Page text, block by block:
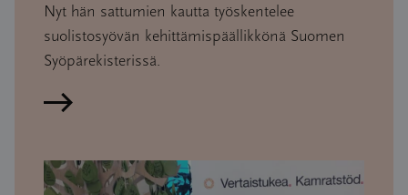
Nyt hän sattumien kautta työskentelee
suolistosyövän kehittämispäällikkönä Suomen
Syöpärekisterissä.
Lue artikkeli